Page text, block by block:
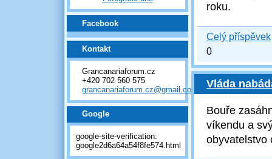
Facebook
Kontakt
Grancanariaforum.cz
+420 702 560 575
grancanariaforum.cz@gmail.com
Google
google-site-verification:
google2d6a64a54f8fe574.html
roku.
Celý příspěvek
0
Vláda
Bouře
víkendu a
obyvatelstvo